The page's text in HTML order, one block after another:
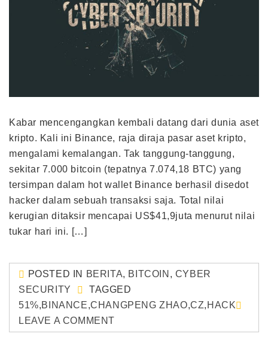
Kabar mencengangkan kembali datang dari dunia aset
kripto. Kali ini Binance, raja diraja pasar aset kripto,
mengalami kemalangan. Tak tanggung-tanggung,
sekitar 7.000 bitcoin (tepatnya 7.074,18 BTC) yang
tersimpan dalam hot wallet Binance berhasil disedot
hacker dalam sebuah transaksi saja. Total nilai
kerugian ditaksir mencapai US$41,9juta menurut nilai
tukar hari ini. […]
POSTED IN BERITA, BITCOIN , CYBER
SECURITY
TAGGED
51%,BINANCE,CHANGPENG ZHAO,CZ, HACK
LEAVE A COMMENT